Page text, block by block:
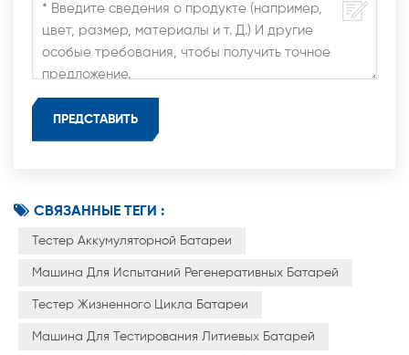
СВЯЗАННЫЕ ТЕГИ :
Тестер Аккумуляторной Батареи
Машина Для Испытаний Регенеративных Батарей
Тестер Жизненного Цикла Батареи
Машина Для Тестирования Литиевых Батарей